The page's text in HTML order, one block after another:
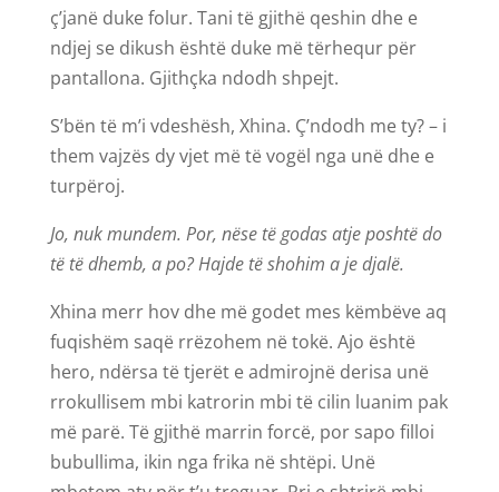
ç’janë duke folur. Tani të gjithë qeshin dhe e
ndjej se dikush është duke më tërhequr për
pantallona. Gjithçka ndodh shpejt.
S’bën të m’i vdeshësh, Xhina. Ç’ndodh me ty? – i
them vajzës dy vjet më të vogël nga unë dhe e
turpëroj.
Jo, nuk mundem. Por, nëse të godas atje poshtë do
të të dhemb, a po? Hajde të shohim a je djalë.
Xhina merr hov dhe më godet mes këmbëve aq
fuqishëm saqë rrëzohem në tokë. Ajo është
hero, ndërsa të tjerët e admirojnë derisa unë
rrokullisem mbi katrorin mbi të cilin luanim pak
më parë. Të gjithë marrin forcë, por sapo filloi
bubullima, ikin nga frika në shtëpi. Unë